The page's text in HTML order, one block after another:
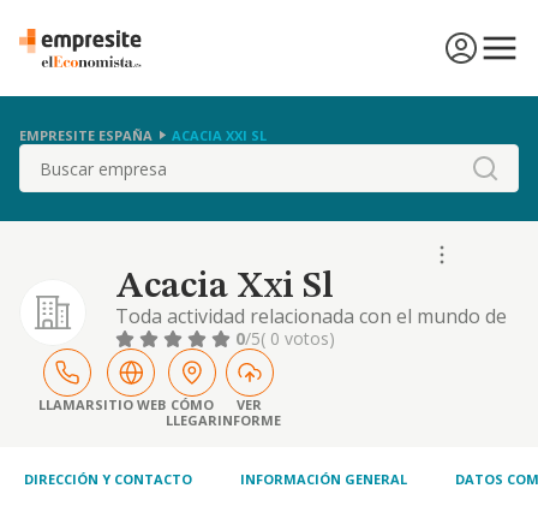
EMPRESITE ESPAÑA ACACIA XXI SL
Buscar
Acacia Xxi Sl
Toda actividad relacionada con el mundo de
la asesoria y consultoria para empresas,
orientada a la tutela, mejora, seguimiento,
control, entrenamiento, diseno,
optimizacion o cualquier otro aspecto de
gestion, incluyendo
0/5( 0 votos)
LLAMARSITIO WEB CÓMO
LLEGAR
VER
INFORME
DIRECCIÓN Y CONTACTO INFORMACIÓN GENERAL DATOS